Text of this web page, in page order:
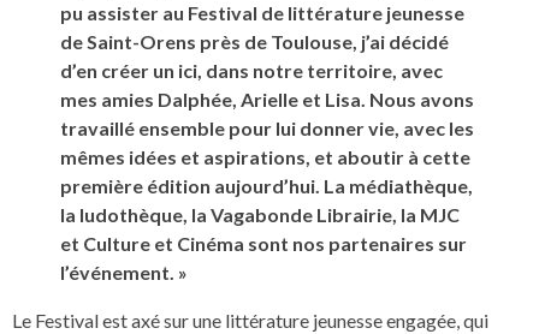
pu assister au Festival de littérature jeunesse
de Saint-Orens près de Toulouse, j’ai décidé
d’en créer un ici, dans notre territoire, avec
mes amies Dalphée, Arielle et Lisa. Nous avons
travaillé ensemble pour lui donner vie, avec les
mêmes idées et aspirations, et aboutir à cette
première édition aujourd’hui. La médiathèque,
la ludothèque, la Vagabonde Librairie, la MJC
et Culture et Cinéma sont nos partenaires sur
l’événement. »
Le Festival est axé sur une littérature jeunesse engagée, qui